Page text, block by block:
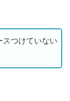
つけていない